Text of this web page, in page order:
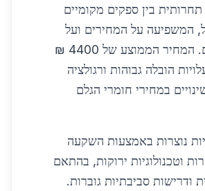
בין ספקים מקומיים
המשפיעה על המחירים ועל
זמינות המוצרים. המחיר הממוצע של 4400 ₪
הובלה גבוהות ורגולציה
במחירי חומרי הגלם
נוצרות באמצעות השקעה
וטכנולוגיות ירוקות, בהתאם
ודרישות סביבתיות גוברות.